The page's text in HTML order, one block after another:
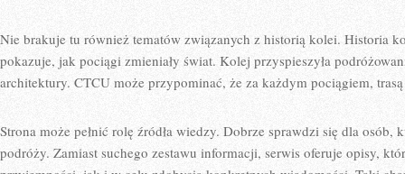
Nie brakuje tu również tematów związanych z historią kolei. Historia
pokazuje, jak pociągi zmieniały świat. Kolej przyspieszyła
architektury. CTCU może przypominać, że za każdym pociągiem,
Strona może pełnić rolę źródła wiedzy. Dobrze sprawdzi się dla osób,
podróży. Zamiast suchego zestawu informacji, serwis oferuje opisy,